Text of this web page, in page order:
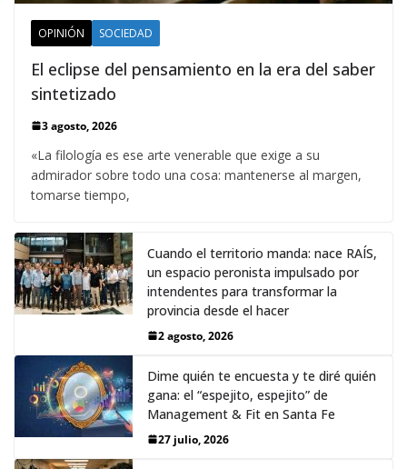
OPINIÓN SOCIEDAD
El eclipse del pensamiento en la era del saber
sintetizado
3 agosto, 2026
«La filología es ese arte venerable que exige a su
admirador sobre todo una cosa: mantenerse al margen,
tomarse tiempo,
Cuando el territorio manda: nace RAÍS,
un espacio peronista impulsado por
intendentes para transformar la
provincia desde el hacer
2 agosto, 2026
Dime quién te encuesta y te diré quién
gana: el “espejito, espejito” de
Management & Fit en Santa Fe
27 julio, 2026